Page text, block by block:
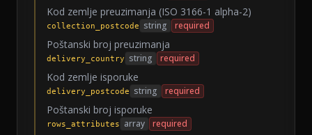
Kod zemlje preuzimanja (ISO 3166-1 alpha-2)
collection_postcode string required
Poštanski broj preuzimanja
delivery_country string required
Kod zemlje isporuke
delivery_postcode string required
Poštanski broj isporuke
rows_attributes array required